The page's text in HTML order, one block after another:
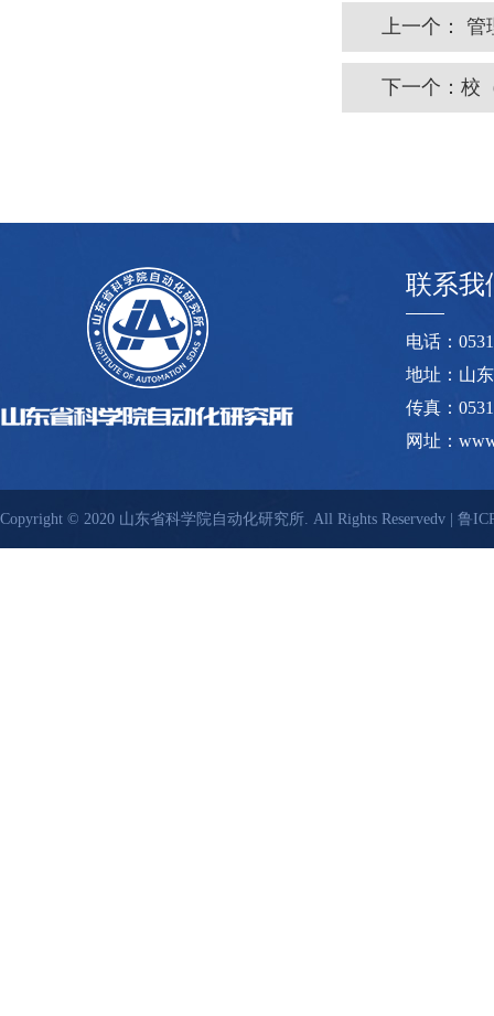
上一个： 管
下一个： 校
联系我
电话：
地址：山
传真：
网址：
Copyright © 2020 山东省科学院自动化研究所. All Rights Reservedv | 鲁